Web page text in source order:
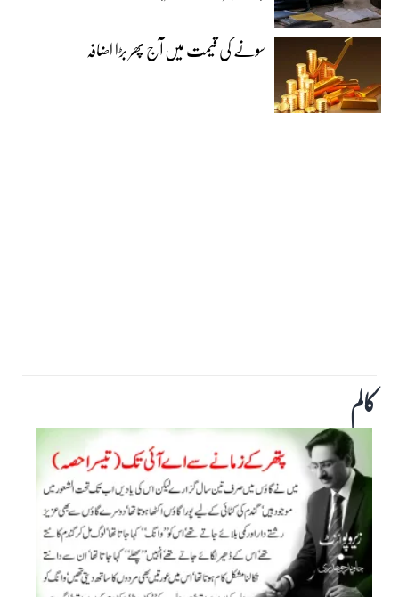
سونے کی قیمت میں آج پھر بڑا اضافہ
کالم